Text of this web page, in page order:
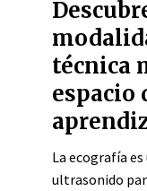
técnica
espacio
La ecografía
ultrasonido